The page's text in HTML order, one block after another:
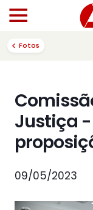
Fotos
Justiça
09/05/2023